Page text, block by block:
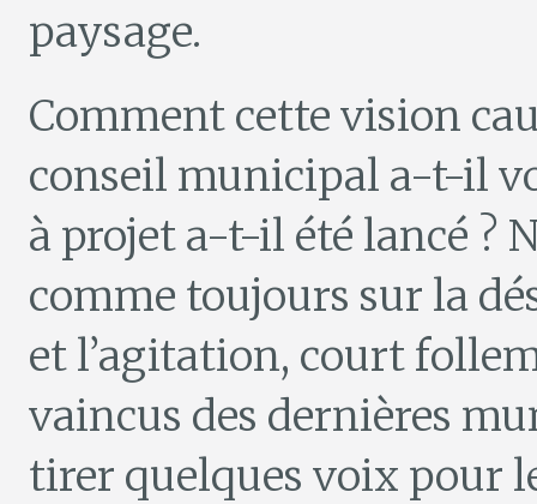
paysage.
Comment cette vision
conseil municipal a-t-il
à projet a-t-il été lancé ?
comme toujours sur la
et l’agitation, court
vaincus des dernières
tirer quelques voix pour